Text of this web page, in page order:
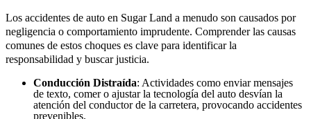
Los accidentes de auto en Sugar Land a menudo son causados por
negligencia o comportamiento imprudente. Comprender las causas
comunes de estos choques es clave para identificar la
responsabilidad y buscar justicia.
Conducción Distraída: Actividades como enviar mensajes
de texto, comer o ajustar la tecnología del auto desvían la
atención del conductor de la carretera, provocando accidentes
prevenibles.